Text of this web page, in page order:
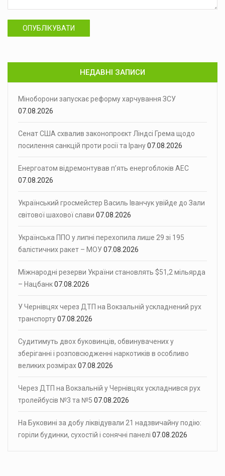
ОПУБЛІКУВАТИ
НЕДАВНІ ЗАПИСИ
Міноборони запускає реформу харчування ЗСУ
07.08.2026
Сенат США схвалив законопроєкт Ліндсі Грема щодо
посилення санкцій проти росії та Ірану07.08.2026
Енергоатом відремонтував п’ять енергоблоків АЕС
07.08.2026
Український гросмейстер Василь Іванчук увійде до Зали
світової шахової слави 07.08.2026
Українська ППО у липні перехопила лише 29 зі 195
балістичних ракет – МОУ07.08.2026
Міжнародні резерви України становлять $51,2 мільярда
– Нацбанк07.08.2026
У Чернівцях через ДТП на Вокзальній ускладнений рух
транспорту07.08.2026
Судитимуть двох буковинців, обвинувачених у
зберіганні і розповсюдженні наркотиків в особливо
великих розмірах07.08.2026
Через ДТП на Вокзальній у Чернівцях ускладнився рух
тролейбусів №3 та №5 07.08.2026
На Буковині за добу ліквідували 21 надзвичайну подію:
горіли будинки, сухостій і сонячні панелі 07.08.2026